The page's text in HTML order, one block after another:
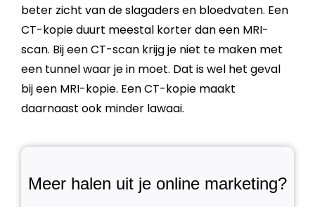
beter zicht van de slagaders en bloedvaten. Een
CT-kopie duurt meestal korter dan een MRI-
scan. Bij een CT-scan krijg je niet te maken met
een tunnel waar je in moet. Dat is wel het geval
bij een MRI-kopie. Een CT-kopie maakt
daarnaast ook minder lawaai.
Meer halen uit je online marketing?